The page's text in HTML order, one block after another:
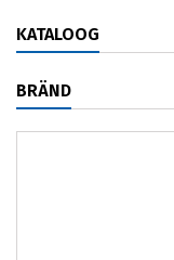
KATALOOG
BRÄND